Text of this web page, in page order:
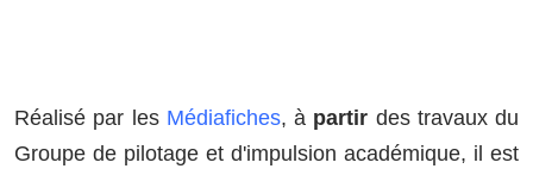
Réalisé par les Médiafiches, à partir des travaux du
Groupe de pilotage et d'impulsion académique, il est